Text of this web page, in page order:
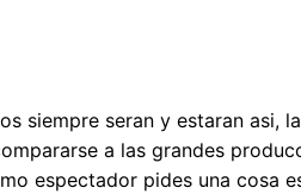
siempre seran y estaran asi,
a las grandes
espectador pides una cosa